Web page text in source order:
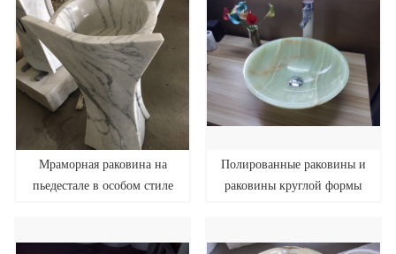
Мраморная раковина на
пьедестале в особом стиле
Полированные раковины и
раковины круглой формы